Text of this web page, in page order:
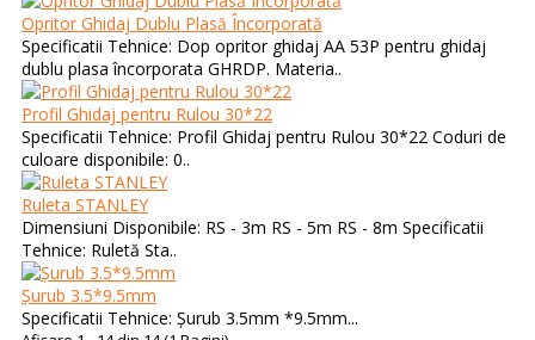
Opritor Ghidaj Dublu Plasă Încorporată
Specificatii Tehnice: Dop opritor ghidaj AA 53P pentru ghidaj
dublu plasa încorporata GHRDP. Materia..
Profil Ghidaj pentru Rulou 30*22
Specificatii Tehnice: Profil Ghidaj pentru Rulou 30*22 Coduri de
culoare disponibile: 0..
Ruleta STANLEY
Dimensiuni Disponibile: RS - 3m RS - 5m RS - 8m Specificatii
Tehnice: Ruletă Sta..
Șurub 3.5*9.5mm
Specificatii Tehnice: Șurub 3.5mm *9.5mm...